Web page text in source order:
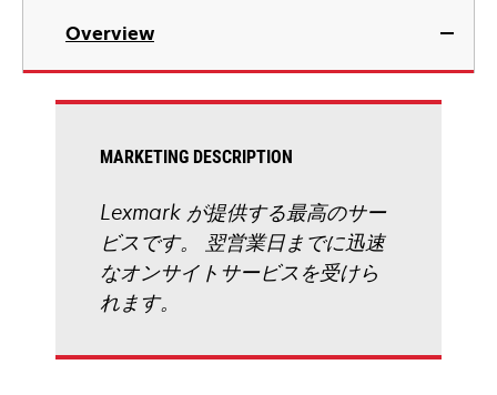
Overview
MARKETING DESCRIPTION
Lexmark が提供する最高のサー
ビスです。 翌営業日までに迅速
なオンサイトサービスを受けら
れます。